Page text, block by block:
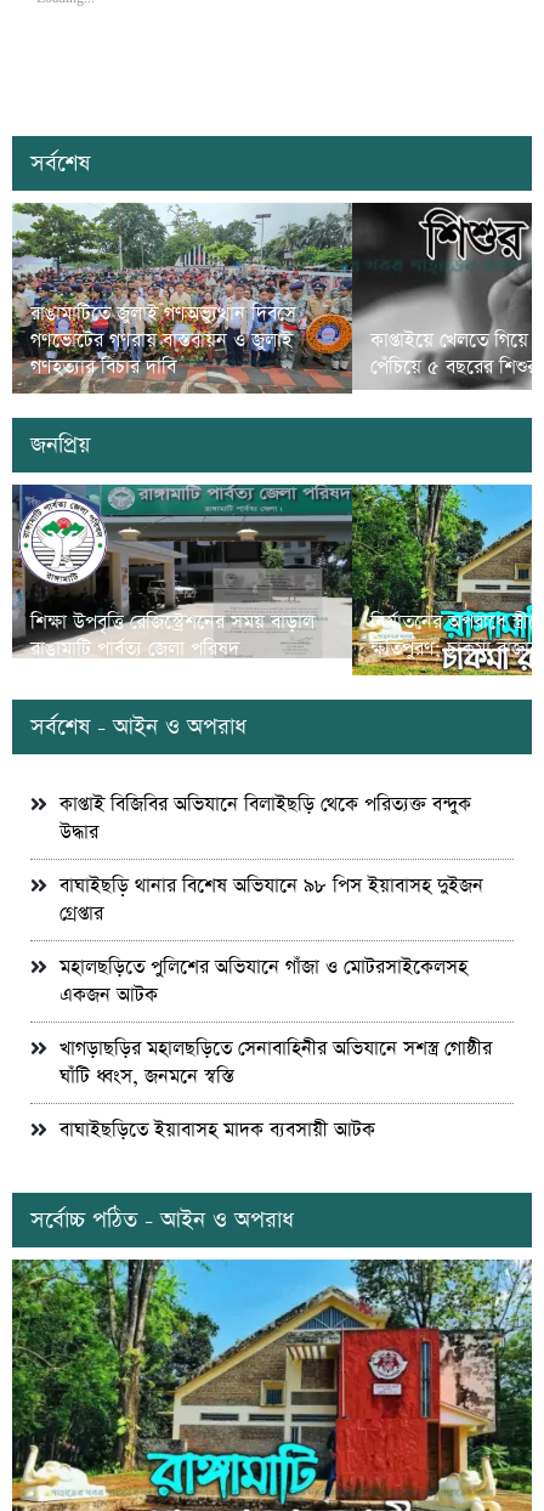
সর্বশেষ
রাঙামাটিতে জুলাই গণঅভ্যুত্থান দিবসে
গণভোটের গণরায় বাস্তবায়ন ও জুলাই
গণহত্যার বিচার দাবি
কাপ্তাইয়ে খেলতে গিয়ে
পেঁচিয়ে ৫ বছরের শিশুর
জনপ্রিয়
শিক্ষা উপবৃত্তি রেজিস্ট্রেশনের সময় বাড়াল
রাঙামাটি পার্বত্য জেলা পরিষদ
নির্যাতনের অপরাধে
ক্ষতিপুরণ; চাকমা
সর্বশেষ - আইন ও অপরাধ
কাপ্তাই বিজিবির অভিযানে বিলাইছড়ি থেকে পরিত্যক্ত বন্দুক
উদ্ধার
বাঘাইছড়ি থানার বিশেষ অভিযানে ৯৮ পিস ইয়াবাসহ দুইজন
গ্রেপ্তার
মহালছড়িতে পুলিশের অভিযানে গাঁজা ও মোটরসাইকেলসহ
একজন আটক
খাগড়াছড়ির মহালছড়িতে সেনাবাহিনীর অভিযানে সশস্ত্র গোষ্ঠীর
ঘাঁটি ধ্বংস, জনমনে স্বস্তি
বাঘাইছড়িতে ইয়াবাসহ মাদক ব্যবসায়ী আটক
সর্বোচ্চ পঠিত - আইন ও অপরাধ